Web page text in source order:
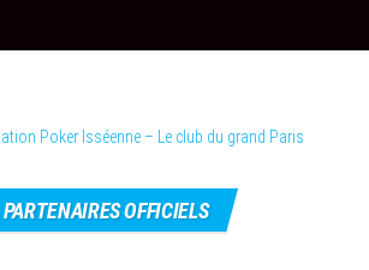
API –
Association
officiel
PARTENAIRES OFFICIELS